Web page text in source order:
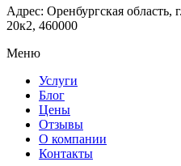
Адрес: Оренбургская область,
20к2, 460000
Меню
Услуги
Блог
Цены
Отзывы
О компании
Контакты